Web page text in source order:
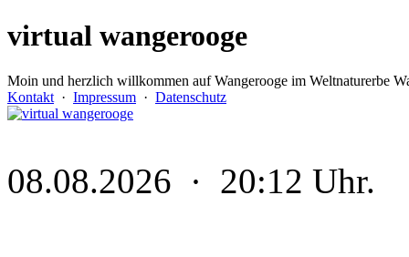
virtual wangerooge
Moin und herzlich willkommen auf Wangerooge im Weltnaturerbe
Kontakt · Impressum · Datenschutz
08.08.2026 · 20:12 Uhr.